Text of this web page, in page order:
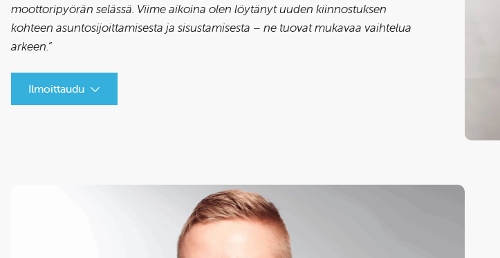
moottoripyörän selässä. Viime aikoina olen löytänyt uuden kiinnostuksen
kohteen asuntosijoittamisesta ja sisustamisesta – ne tuovat mukavaa vaihtelua
arkeen.”
Ilmoittaudu